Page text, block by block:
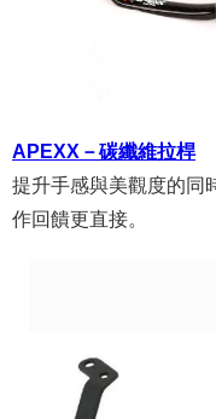
APEXX－碳纖維拉桿
提升手感與美觀度的同
作回饋更直接。